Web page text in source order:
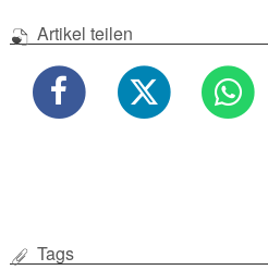
Artikel teilen
Tags